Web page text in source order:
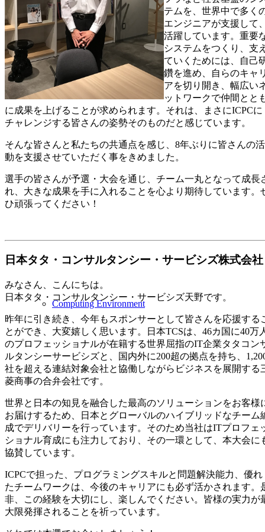
Computing Environment
テムを、世界中で多く
エンジニアが支援して
活躍しています。重要
システムをつくり、支
ていくためには、自己
鑽を進め、自らのキャ
アを切り開き、幅広い
ットワークで仲間とと
に成果を上げることが求められます。それは、まさにICPCに
チャレンジする皆さんの姿勢そのものだと感じています。
そんな皆さんと私たちの共通点を感じ、8年ぶりに皆さんの活
動を支援させていただく事をきめました。
選手の皆さんが予選・大会を通じ、チーム一丸となって成長
れ、大きな成果を手に入れることを心より期待しています。
ひ頑張ってください！
日本タタ・コンサルタンシー・サービシズ株式会社
みなさん、こんにちは。
日本タタ・コンサルタンシー・サービシズ天野です。
昨年に引き続き、今年もスポンサーとして皆さんを応援する
とができ、大変嬉しく思います。日本TCSは、46カ国に40万
のプロフェッショナルが在籍する世界屈指のIT企業タタコン
ルタンシーサービシズと、国内外に200超の拠点を持ち、
社を超える連結対象会社と協働しながらビジネスを展開する
菱商事の合弁会社です。
世界と日本の知見を融合した最高のソリューションをお客様
お届けするため、日本とグローバルのハイブリッドなチーム
成でデリバリーを行っています。そのため当社はITプロフェ
ショナル育成にも注力しており、その一環として、本大会に
協賛しています。
ICPCで担った、プログラミングスキルと問題解決能力、優れ
たチームワークは、今後のキャリアにも必ず活かされます。
非、この経験を大切にし、楽しんでください。皆様の実力が
大限発揮されることを祈っています。